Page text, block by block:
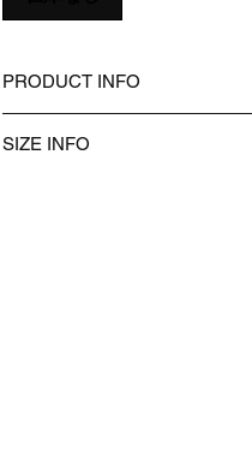
PRODUCT INFO
表地：WOOL 100% ウール
SIZE INFO